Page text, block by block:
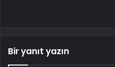
Bir yanıt yazın